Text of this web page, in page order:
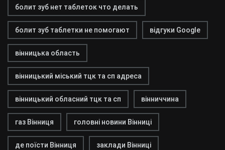
болит зуб нет таблеток что делать
болит зуб таблетки не помогают відгуки Google
вінницька область
вінницький міський тцк та сп адреса
вінницький обласний тцк та сп вінниччина
газ Вінниця головні новини Вінниці
де поїсти Вінниця заклади Вінниці